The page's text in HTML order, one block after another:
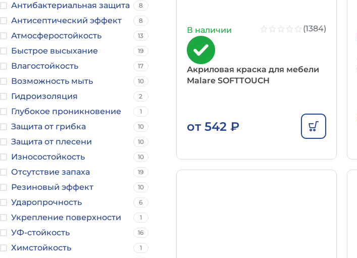
Антибактериальная защита 8
Антисептический эффект 8
Атмосферостойкость 13
Быстрое высыхание 19
Влагостойкость 17
Возможность мыть 10
Гидроизоляция 2
Глубокое проникновение 1
Защита от грибка 10
Защита от плесени 10
Износостойкость 10
Отсутствие запаха 19
Резиновый эффект 10
Ударопрочность 6
Укрепление поверхности 1
УФ-стойкость 16
Химстойкость 1
В наличии (1384)
Акриловая краска для мебели
Malare SOFTTOUCH
от 542 ₽